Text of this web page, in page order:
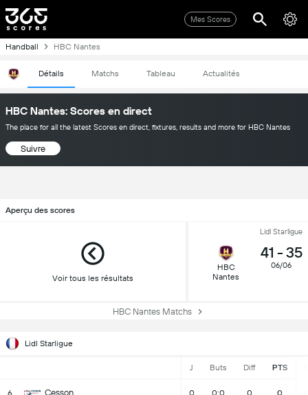
Mes Scores
Handball HBC Nantes
Détails Matchs Tableau Actualités
HBC Nantes: Scores en direct
The place for all the latest Scores en direct, fixtures, results and more for HBC Nantes
Suivre
Aperçu des scores
Voir tous les résultats
Lidl Starligue
HBC
Nantes
41 - 35
06/06
HBC Nantes Matchs
Lidl Starligue
J Buts Diff PTS
6 Cesson 0 0:0 0 0